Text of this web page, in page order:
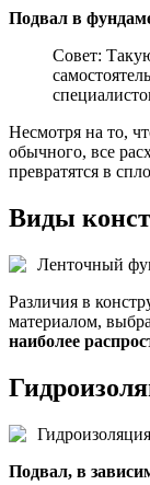
Подвал в
Совет:
Несмотря на то,
обычного, все
превратятся в
Виды
Ленточный
Различия в
материалом,
наиболее
Подвал, в